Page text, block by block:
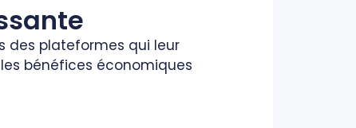
des plateformes qui leur
bénéfices économiques